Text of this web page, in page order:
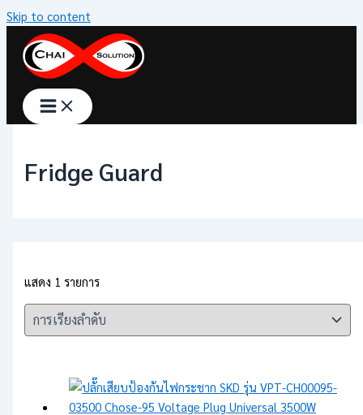
Skip to content
Fridge Guard
แสดง 1 รายการ